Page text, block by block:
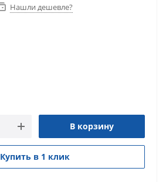
Нашли дешевле?
В корзину
Купить в 1 клик